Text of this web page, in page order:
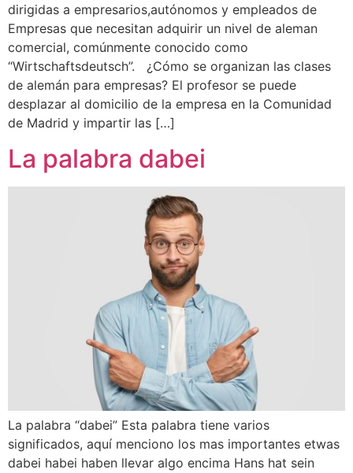
dirigidas a empresarios,autónomos y empleados de
Empresas que necesitan adquirir un nivel de aleman
comercial, comúnmente conocido como
“Wirtschaftsdeutsch”. ¿Cómo se organizan las clases
de alemán para empresas? El profesor se puede
desplazar al domicilio de la empresa en la Comunidad
de Madrid y impartir las […]
La palabra dabei
La palabra “dabei” Esta palabra tiene varios
significados, aquí menciono los mas importantes etwas
dabei habei haben llevar algo encima Hans hat sein